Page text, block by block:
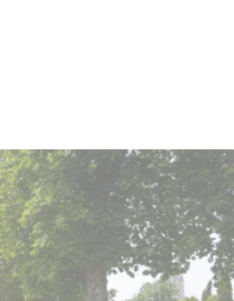
Très grande